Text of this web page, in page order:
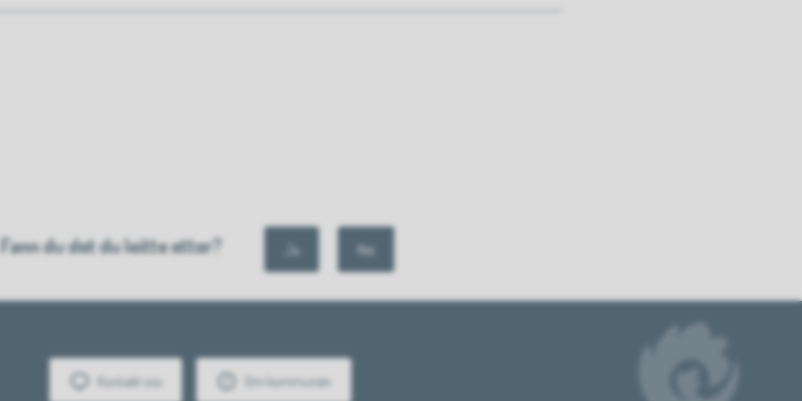
Fann du det du leitte etter? Ja Nei
Kontakt oss Om kommunen